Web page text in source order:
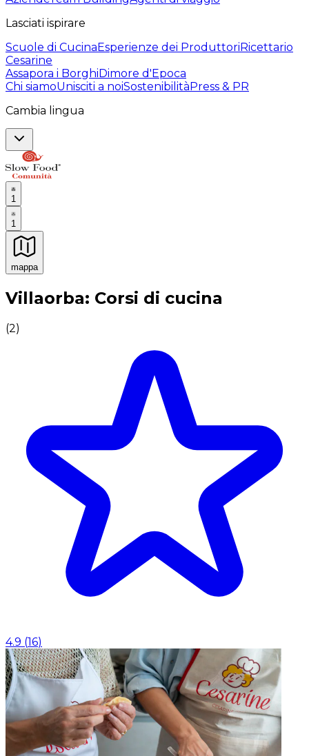
Lasciati ispirare
Scuole di CucinaEsperienze dei ProduttoriRicettario
Cesarine
Assapora i BorghiDimore d'Epoca
Chi siamoUnisciti a noiSostenibilitàPress & PR
Cambia lingua
1
1
mappa
Esperienze culinarie indimenticabili: Esperienze
Villaorba: Corsi di cucina
(2)
4.9 (16)